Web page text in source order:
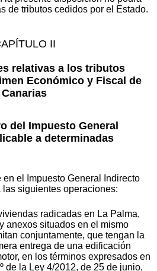
de tributos cedidos por el Estado.
II
relativas a los tributos
Económico y Fiscal de
Canarias
del Impuesto General
a determinadas
el Impuesto General Indirecto
siguientes operaciones:
radicadas en La Palma,
anexos situados en el mismo
conjuntamente, que tengan la
entrega de una edificación
en los términos expresados en
de la Ley 4/2012, de 25 de junio,